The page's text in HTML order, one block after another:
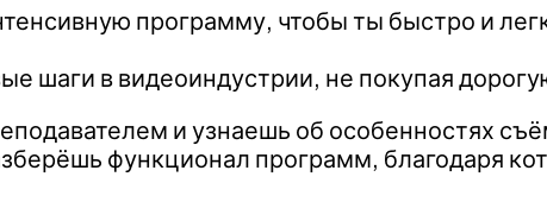
программу, чтобы ты быстро и
шаги в видеоиндустрии, не покупая
и узнаешь об особенностях
функционал программ, благодаря